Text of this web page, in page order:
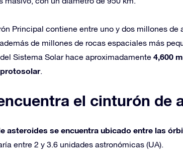
Principal contiene entre uno y dos millones de
de millones de rocas espaciales más
Sistema Solar hace aproximadamente 4,600
.
el cinturón de
asteroides se encuentra ubicado entre las
entre 2 y 3.6 unidades astronómicas (UA).